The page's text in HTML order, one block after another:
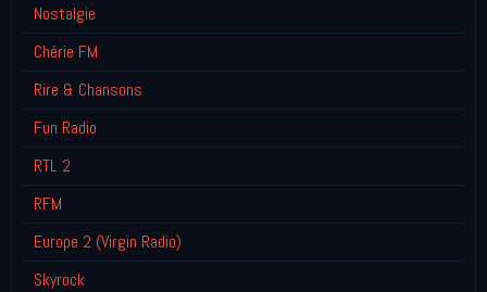
Nostalgie
Chérie FM
Rire & Chansons
Fun Radio
RTL 2
RFM
Europe 2 (Virgin Radio)
Skyrock